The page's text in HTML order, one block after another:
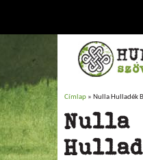
Jelenlegi hely
Címlap » Nulla Hulladék
Nulla